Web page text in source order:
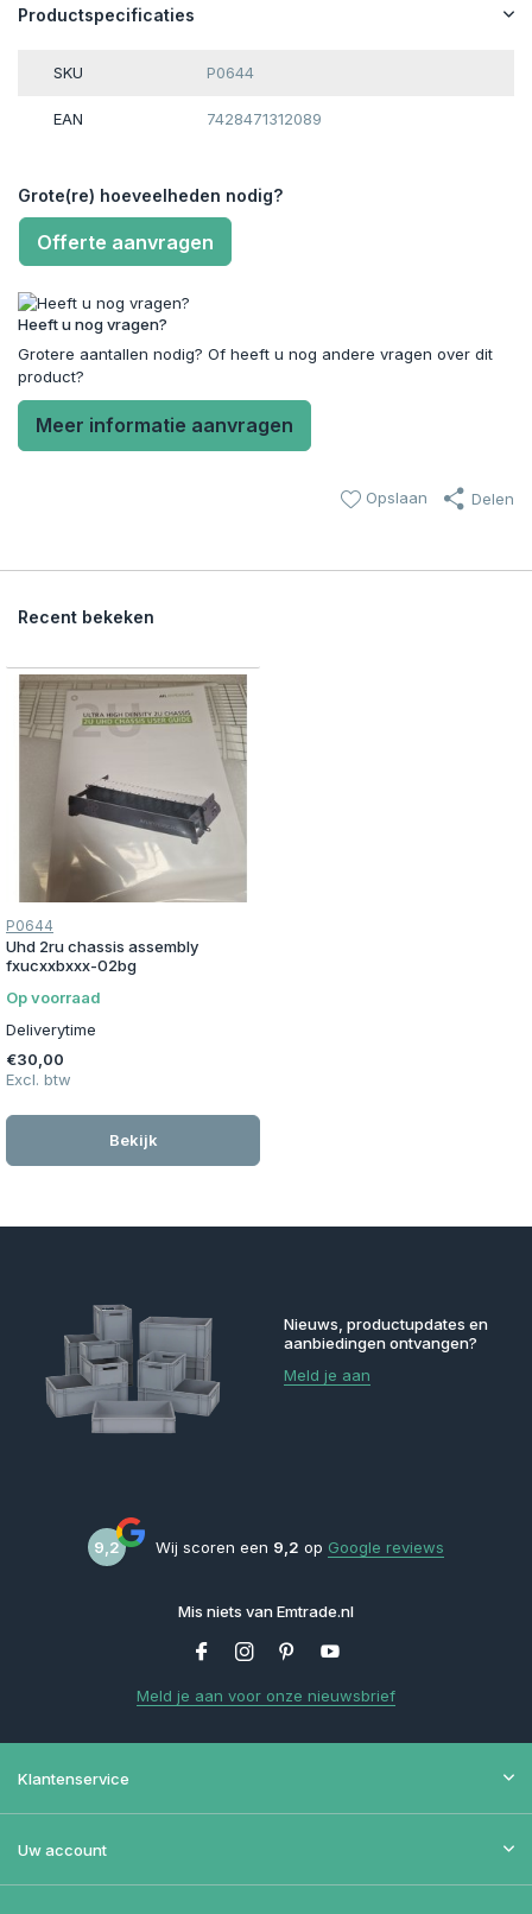
Productspecificaties
SKU P0644
EAN 7428471312089
Grote(re) hoeveelheden nodig?
Offerte aanvragen
Heeft u nog vragen?
Grotere aantallen nodig? Of heeft u nog andere vragen over dit
product?
Meer informatie aanvragen
Opslaan Delen
Recent bekeken
P0644
Uhd 2ru chassis assembly
fxucxxbxxx-02bg
Op voorraad
Deliverytime
€30,00
Excl. btw
Bekijk
Nieuws, productupdates en
aanbiedingen ontvangen?
Meld je aan
9,2 Wij scoren een 9,2 op Google reviews
Mis niets van Emtrade.nl
Meld je aan voor onze nieuwsbrief
Klantenservice
Uw account